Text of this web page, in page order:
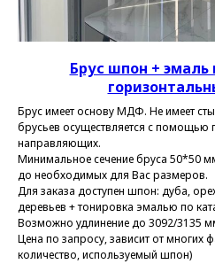
Брус шпон +
Брус имеет основу МДФ. Не имеет
брусьев осуществляется с помощью
направляющих.
Минимальное сечение бруса 50*50
до необходимых для Вас размеров.
Для заказа доступен шпон: дуба,
деревьев + тонировка эмалью по
Возможно удлинение до 3092/3135
Цена по запросу, зависит от многих
количество, используемый шпон)